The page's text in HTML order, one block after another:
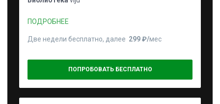
ПОДРОБНЕЕ
Две недели бесплатно, далее 299 ₽⁠/⁠мес
ПОПРОБОВАТЬ БЕСПЛАТНО